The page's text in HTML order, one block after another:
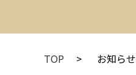
TOP お知らせ